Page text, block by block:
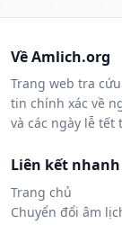
Về Amlich.org
Trang web tra
tin chính xác về
và các ngày lễ tết
Liên kết nhanh
Trang chủ
Chuyển đổi âm